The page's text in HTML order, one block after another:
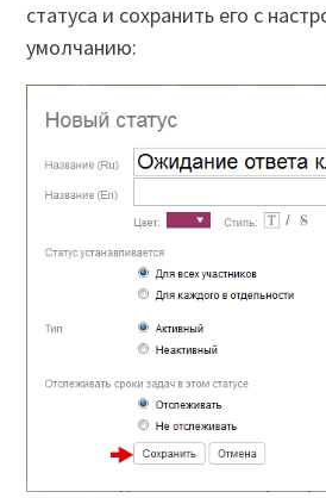
статуса и сохранить его с
умолчанию: